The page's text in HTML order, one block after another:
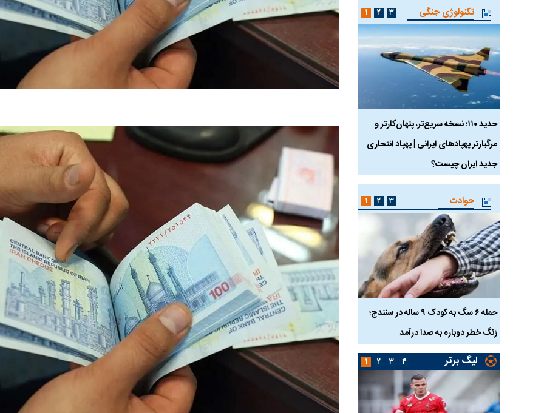
تکنولوژی جنگی
حدید ۱۱۰؛ نسخه سریع‌تر، پنهان‌کارتر و
مرگبارتر پهپادهای ایرانی | پهپاد انتحاری
جدید ایران چیست؟
هواپیمای مرموز E-11A BACN چیست؟
فضاپیمای «استارشیپ» ایلان ماسک
چیست؟
حدید ۱۱۰؛
مرگبارتر
جدید ایران چیست؟
۱ ۲ ۳
حوادث
حمله ۶ سگ به کودک ۹ ساله در سنندج؛
زنگ خطر دوباره به صدا درآمد
واژگونی مرگبار سمند در اصفهان | ۴ نفر
کشته شدند
عکس| ماجرای کشف جسد ناشناس که
توسط حیوانات خورده شد
زنگ خطر دوباره
۱ ۲ ۳
لیگ برتر ۱ ۲ ۳ ۴